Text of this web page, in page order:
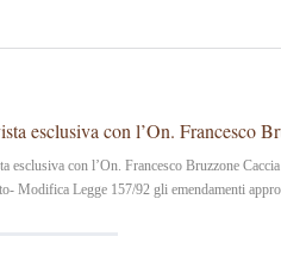
esclusiva con l’On. Francesco
esclusiva con l’On. Francesco Bruzzone
Modifica Legge 157/92 gli emendamenti